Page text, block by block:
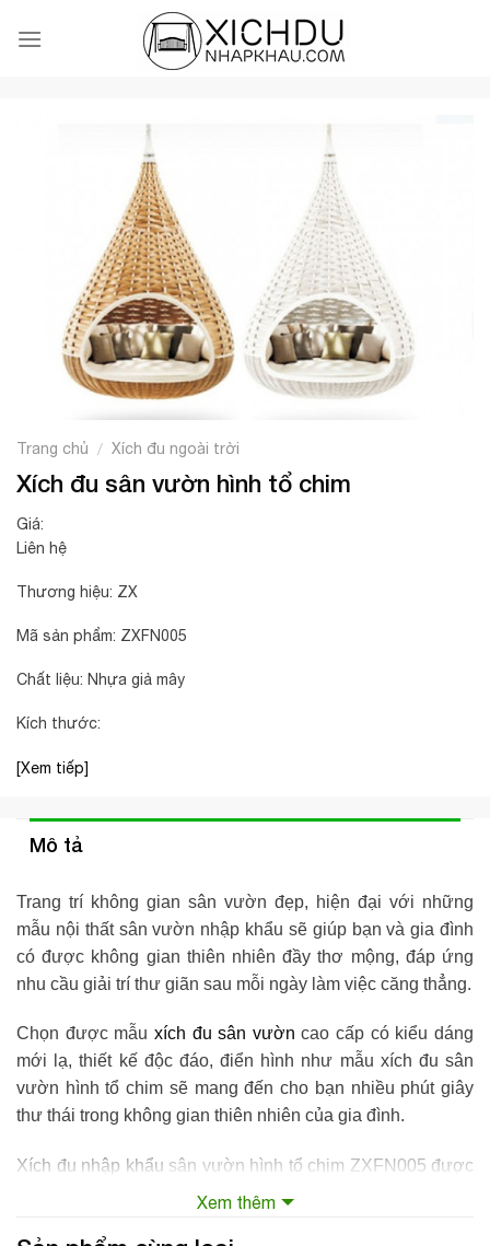
Trang chủ / Xích đu ngoài trời
Xích đu sân vườn hình tổ chim
Giá:
Liên hệ
Thương hiệu: ZX
Mã sản phẩm: ZXFN005
Chất liệu: Nhựa giả mây
Kích thước:
[Xem tiếp]
Mô tả
Trang trí không gian sân vườn đẹp, hiện đại với những
mẫu nội thất sân vườn nhập khẩu sẽ giúp bạn và gia đình
có được không gian thiên nhiên đầy thơ mộng, đáp ứng
nhu cầu giải trí thư giãn sau mỗi ngày làm việc căng thẳng.
Chọn được mẫu xích đu sân vườn cao cấp có kiểu dáng
mới lạ, thiết kế độc đáo, điển hình như mẫu xích đu sân
vườn hình tổ chim sẽ mang đến cho bạn nhiều phút giây
thư thái trong không gian thiên nhiên của gia đình.
Xích đu nhập khẩu sân vườn hình tổ chim ZXFN005 được
sản xuất từ chất liệu nhựa giả mây bền đẹp với thời gian
Xem thêm